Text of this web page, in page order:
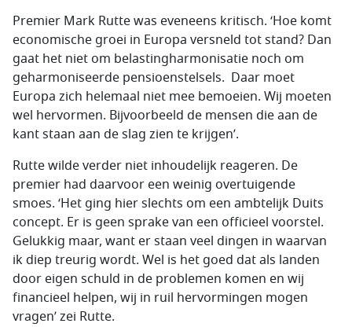
Premier Mark Rutte was eveneens kritisch. ‘Hoe komt
economische groei in Europa versneld tot stand? Dan
gaat het niet om belastingharmonisatie noch om
geharmoniseerde pensioenstelsels. Daar moet
Europa zich helemaal niet mee bemoeien. Wij moeten
wel hervormen. Bijvoorbeeld de mensen die aan de
kant staan aan de slag zien te krijgen’.
Rutte wilde verder niet inhoudelijk reageren. De
premier had daarvoor een weinig overtuigende
smoes. ‘Het ging hier slechts om een ambtelijk Duits
concept. Er is geen sprake van een officieel voorstel.
Gelukkig maar, want er staan veel dingen in waarvan
ik diep treurig wordt. Wel is het goed dat als landen
door eigen schuld in de problemen komen en wij
financieel helpen, wij in ruil hervormingen mogen
vragen’ zei Rutte.